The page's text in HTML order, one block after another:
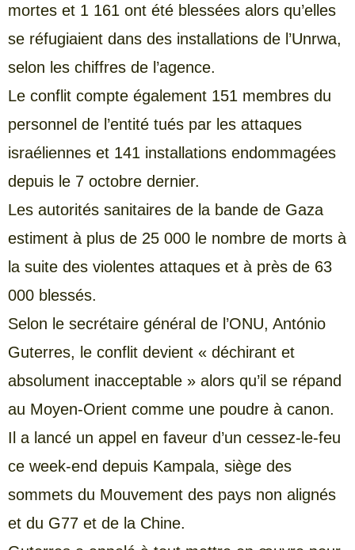
mortes et 1 161 ont été blessées alors qu’elles
se réfugiaient dans des installations de l’Unrwa,
selon les chiffres de l’agence.
Le conflit compte également 151 membres du
personnel de l’entité tués par les attaques
israéliennes et 141 installations endommagées
depuis le 7 octobre dernier.
Les autorités sanitaires de la bande de Gaza
estiment à plus de 25 000 le nombre de morts à
la suite des violentes attaques et à près de 63
000 blessés.
Selon le secrétaire général de l’ONU, António
Guterres, le conflit devient « déchirant et
absolument inacceptable » alors qu’il se répand
au Moyen-Orient comme une poudre à canon.
Il a lancé un appel en faveur d’un cessez-le-feu
ce week-end depuis Kampala, siège des
sommets du Mouvement des pays non alignés
et du G77 et de la Chine.